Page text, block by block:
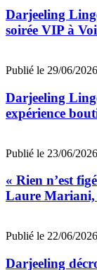
Darjeeling
soirée VIP à
Publié le 29/06/2026
Darjeeling
expérience
Publié le 23/06/2026
« Rien n’est
Laure Mariani,
Publié le 22/06/2026
Darjeeling